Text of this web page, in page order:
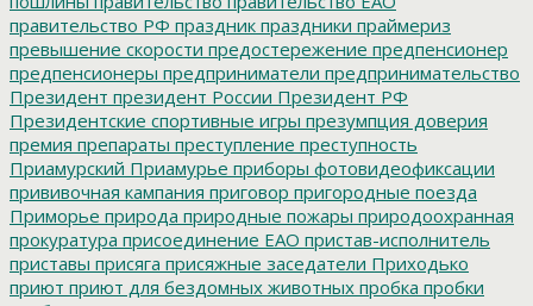
правительство РФ праздник праздники праймериз
превышение скорости предостережение предпенсионер
предпенсионеры предприниматели предпринимательство
Президент президент России Президент РФ
Президентские спортивные игры презумпция доверия
премия препараты преступление преступность
Приамурский Приамурье приборы фотовидеофиксации
прививочная кампания приговор пригородные поезда
Приморье природа природные пожары природоохранная
прокуратура присоединение ЕАО пристав-исполнитель
приставы присяга присяжные заседатели Приходько
приют приют для бездомных животных пробка пробки